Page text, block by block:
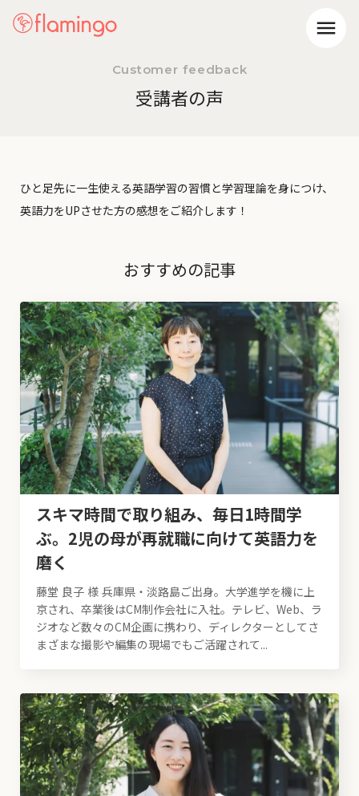
menu
Customer feedback
受講者の声
ひと足先に一生使える英語学習の習慣と学習理論を身につけ、
英語力をUPさせた方の感想をご紹介します！
おすすめの記事
スキマ時間で取り組み、毎日1時間学
ぶ。2児の母が再就職に向けて英語力を
磨く
藤堂 良子 様 兵庫県・淡路島ご出身。大学進学を機に上
京され、卒業後はCM制作会社に入社。テレビ、Web、ラ
ジオなど数々のCM企画に携わり、ディレクターとしてさ
まざまな撮影や編集の現場でもご活躍されて...